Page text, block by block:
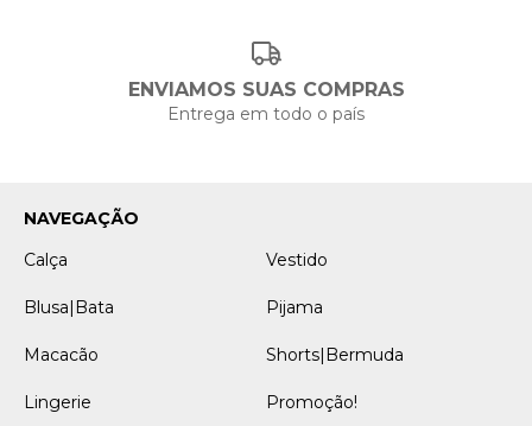
ENVIAMOS SUAS COMPRAS
Entrega em todo o país
NAVEGAÇÃO
Calça
Vestido
Blusa|Bata Pijama
Macacão Shorts|Bermuda
Lingerie Promoção!